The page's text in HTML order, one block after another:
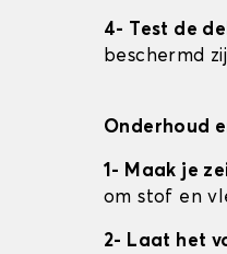
4- Test de
beschermd
Onderhoud
1- Maak je
om stof en
2- Laat het